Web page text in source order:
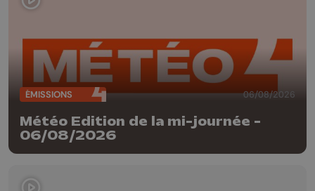
ÉMISSIONS 06/08/2026
Météo Edition de la mi-journée -
06/08/2026